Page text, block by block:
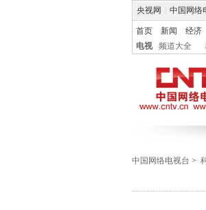
央视网 中国网络
首页 新闻 经济
电视
频道大全
中国网络电视台 >